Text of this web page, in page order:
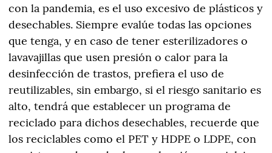
con la pandemia, es el uso excesivo de plásticos y
desechables. Siempre evalúe todas las opciones
que tenga, y en caso de tener esterilizadores o
lavavajillas que usen presión o calor para la
desinfección de trastos, prefiera el uso de
reutilizables, sin embargo, si el riesgo sanitario es
alto, tendrá que establecer un programa de
reciclado para dichos desechables, recuerde que
los reciclables como el PET y HDPE o LDPE, con